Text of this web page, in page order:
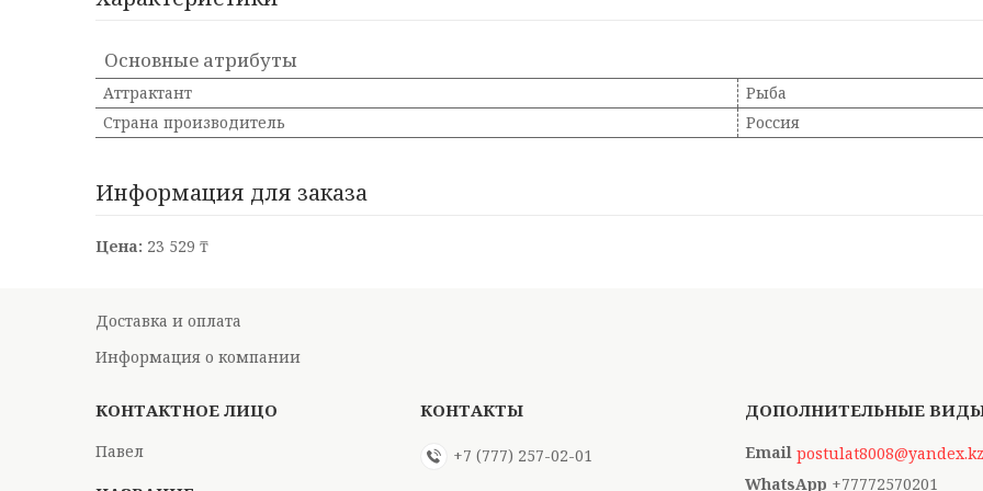
Основные атрибуты
Аттрактант
Рыба
Страна производитель
Россия
Информация для заказа
Цена: 23 529 ₸
Доставка и оплата
Информация о компании
Павел +7 (777) 257-02-01
postulat8008@yandex.kz
+77772570201